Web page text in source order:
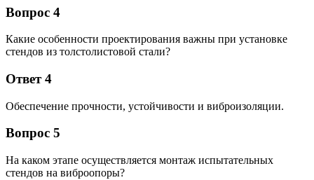
Вопрос 4
Какие особенности проектирования важны при установке
стендов из толстолистовой стали?
Ответ 4
Обеспечение прочности, устойчивости и виброизоляции.
Вопрос 5
На каком этапе осуществляется монтаж испытательных
стендов на виброопоры?